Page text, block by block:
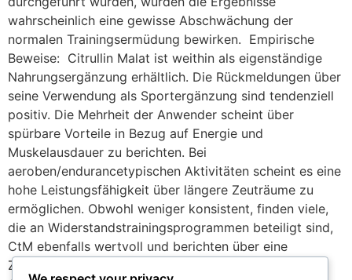
wahrscheinlich eine gewisse Abschwächung der
normalen Trainingsermüdung bewirken. Empirische
Beweise: Citrullin Malat ist weithin als eigenständige
Nahrungsergänzung erhältlich. Die Rückmeldungen über
seine Verwendung als Sportergänzung sind tendenziell
positiv. Die Mehrheit der Anwender scheint über
spürbare Vorteile in Bezug auf Energie und
Muskelausdauer zu berichten. Bei
aeroben/endurancetypischen Aktivitäten scheint es eine
hohe Leistungsfähigkeit über längere Zeuträume zu
ermöglichen. Obwohl weniger konsistent, finden viele,
die an Widerstandstrainingsprogrammen beteiligt sind,
CtM ebenfalls wertvoll und berichten über eine
Zunahme der anaeroben Muskelausdauer (was im